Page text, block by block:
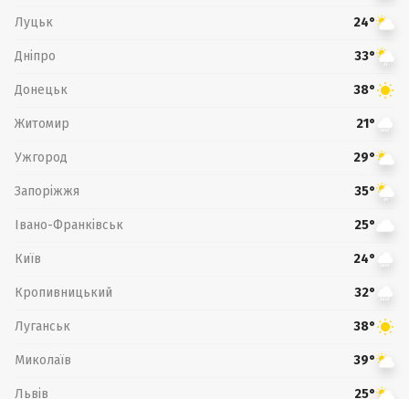
Луцьк 24°
Дніпро 33°
Донецьк 38°
Житомир 21°
Ужгород 29°
Запоріжжя 35°
Івано-Франківськ 25°
Київ 24°
Кропивницький 32°
Луганськ 38°
Миколаїв 39°
Львів 25°